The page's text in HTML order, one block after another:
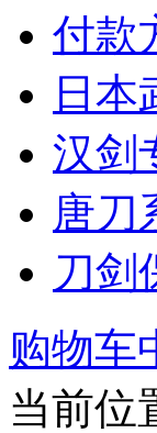
付款
日本
汉剑
唐刀
刀剑
购物车
当前位